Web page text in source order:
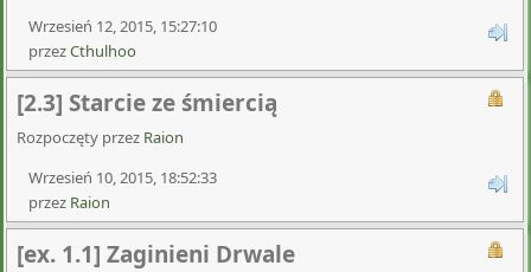
Wrzesień 12, 2015, 15:27:10
przezCthulhoo
[2.3] Starcie ze śmiercią
Rozpoczęty przez Raion
Wrzesień 10, 2015, 18:52:33
przez Raion
[ex. 1.1] Zaginieni Drwale